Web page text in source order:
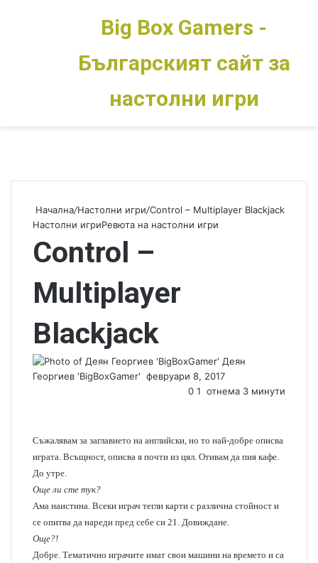
Switch skin
Big Box Gamers -
Българският сайт за
настолни игри
Начална/Настолни игри/Control – Multiplayer Blackjack
Настолни игриРевюта на настолни игри
Control –
Multiplayer
Blackjack
Деян
Георгиев 'BigBoxGamer' S
i
l
февруари 8, 2017
0 1 отнема 3 минути
Съжалявам за заглавието на английски, но то най-добре описва
играта. Всъщност, описва я почти из цял. Отивам да пия кафе.
До утре.
Още ли сте тук?
Ама наистина. Всеки играч тегли карти с различна стойност и
се опитва да нареди пред себе си 21. Довиждане.
Още?!
Добре. Тематично играчите имат свои машини на времето и са